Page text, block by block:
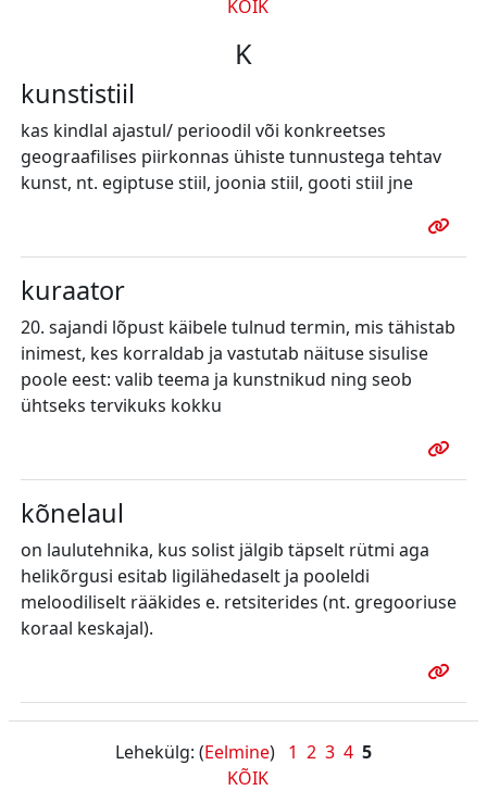
KÕIK
K
kunstistiil
kas kindlal ajastul/ perioodil või konkreetses
geograafilises piirkonnas ühiste tunnustega tehtav
kunst, nt. egiptuse stiil, joonia stiil, gooti stiil jne
kuraator
20. sajandi lõpust käibele tulnud termin, mis tähistab
inimest, kes korraldab ja vastutab näituse sisulise
poole eest: valib teema ja kunstnikud ning seob
ühtseks tervikuks kokku
kõnelaul
on laulutehnika, kus solist jälgib täpselt rütmi aga
helikõrgusi esitab ligilähedaselt ja pooleldi
meloodiliselt rääkides e. retsiterides (nt. gregooriuse
koraal keskajal).
Lehekülg: (Eelmine) 1 2 3 4 5
KÕIK